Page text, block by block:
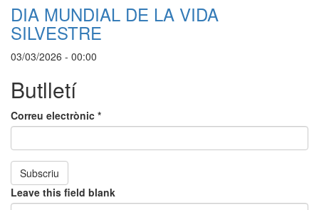
DIA MUNDIAL DE LA VIDA
SILVESTRE
03/03/2026 - 00:00
Butlletí
Correu electrònic *
Subscriu
Leave this field blank